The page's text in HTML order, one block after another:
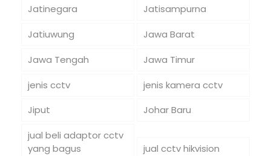
Jatinegara
Jatisampurna
Jatiuwung
Jawa Barat
Jawa Tengah
Jawa Timur
jenis cctv
jenis kamera cctv
Jiput
Johar Baru
jual beli adaptor cctv
yang bagus
jual cctv hikvision